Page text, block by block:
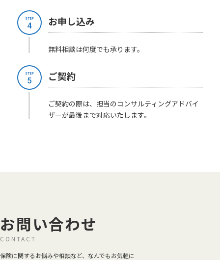
お申し込み
無料相談は何度でも承ります。
STEP
4
ご契約
ご契約の際は、担当のコンサルティングアドバイ
ザーが最後まで対応いたします。
STEP
5
お問い合わせ
CONTACT
保険に関するお悩みや相談など、なんでもお気軽に